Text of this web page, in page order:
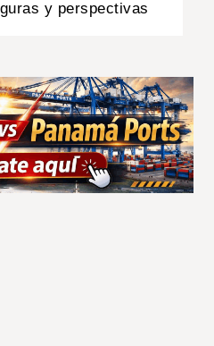
y perspectivas